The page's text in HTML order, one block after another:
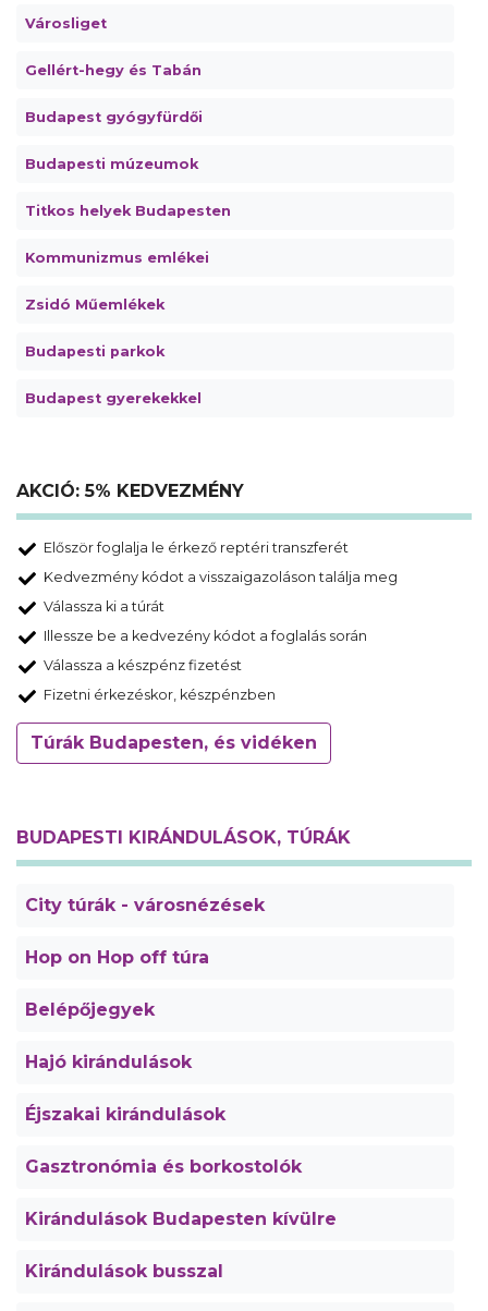
Városliget
Gellért-hegy és Tabán
Budapest gyógyfürdői
Budapesti múzeumok
Titkos helyek Budapesten
Kommunizmus emlékei
Zsidó Műemlékek
Budapesti parkok
Budapest gyerekekkel
AKCIÓ: 5% KEDVEZMÉNY
Először foglalja le érkező reptéri transzferét
Kedvezmény kódot a visszaigazoláson találja meg
Válassza ki a túrát
Illessze be a kedvezény kódot a foglalás során
Válassza a készpénz fizetést
Fizetni érkezéskor, készpénzben
Túrák Budapesten, és vidéken
BUDAPESTI KIRÁNDULÁSOK, TÚRÁK
City túrák - városnézések
Hop on Hop off túra
Belépőjegyek
Hajó kirándulások
Éjszakai kirándulások
Gasztronómia és borkostolók
Kirándulások Budapesten kívülre
Kirándulások busszal